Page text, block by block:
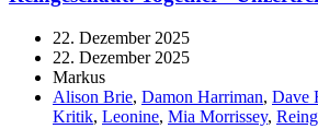
22. Dezember 2025
22. Dezember 2025
Markus
Alison Brie, Damon Harriman, Dave
Kritik, Leonine, Mia Morrissey,